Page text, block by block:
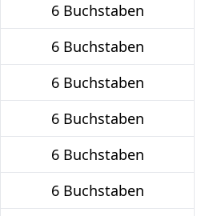
6 Buchstaben
6 Buchstaben
6 Buchstaben
6 Buchstaben
6 Buchstaben
6 Buchstaben